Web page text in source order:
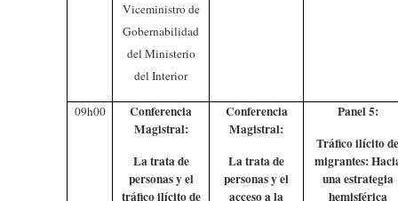
Viceministro de
Gobernabilidad
del Ministerio
del Interior
09h00
Conferencia
Magistral:
La trata de
personas y el
tráfico ilícito de
Conferencia
Magistral:
La trata de
personas y el
acceso a la
Panel 5:
Tráfico ilícito de
migrantes:
una estrategia
hemisférica